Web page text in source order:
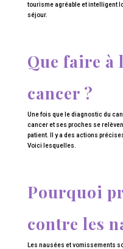
tourisme agréable et intelligent
séjour.
Que faire à
cancer ?
Une fois que le diagnostic du
cancer et ses proches se
patient. Il y a des actions
Voici lesquelles.
Pourquoi
contre les
Les nausées et vomissements